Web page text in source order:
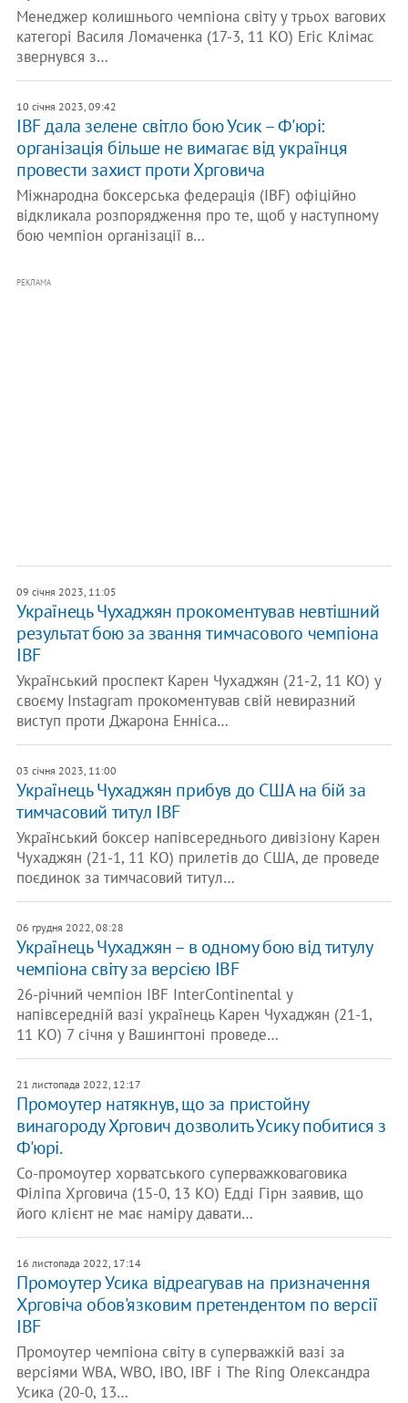
Менеджер колишнього чемпіона світу у трьох вагових
категорі Василя Ломаченка (17-3, 11 КО) Егіс Клімас
звернувся з…
10 січня 2023, 09:42
IBF дала зелене світло бою Усик – Ф'юрі:
організація більше не вимагає від українця
провести захист проти Хрговича
Міжнародна боксерська федерація (IBF) офіційно
відкликала розпорядження про те, щоб у наступному
бою чемпіон організації в…
РЕКЛАМА
09 січня 2023, 11:05
Українець Чухаджян прокоментував невтішний
результат бою за звання тимчасового чемпіона
IBF
Український проспект Карен Чухаджян (21-2, 11 KO) у
своєму Instagram прокоментував свій невиразний
виступ проти Джарона Енніса…
03 січня 2023, 11:00
Українець Чухаджян прибув до США на бій за
тимчасовий титул IBF
Український боксер напівсереднього дивізіону Карен
Чухаджян (21-1, 11 КО) прилетів до США, де проведе
поєдинок за тимчасовий титул…
06 грудня 2022, 08:28
Українець Чухаджян – в одному бою від титулу
чемпіона світу за версією IBF
26-річний чемпіон IBF InterContinental у
напівсередній вазі українець Карен Чухаджян (21-1,
11 КО) 7 січня у Вашингтоні проведе…
21 листопада 2022, 12:17
Промоутер натякнув, що за пристойну
винагороду Хргович дозволить Усику побитися з
Ф'юрі.
Со-промоутер хорватського суперважковаговика
Філіпа Хрговича (15-0, 13 КО) Едді Гірн заявив, що
його клієнт не має наміру давати…
16 листопада 2022, 17:14
Промоутер Усика відреагував на призначення
Хрговіча обов'язковим претендентом по версії
IBF
Промоутер чемпіона світу в суперважкій вазі за
версіями WBA, WBO, IBO, IBF і The Ring Олександра
Усика (20-0, 13…